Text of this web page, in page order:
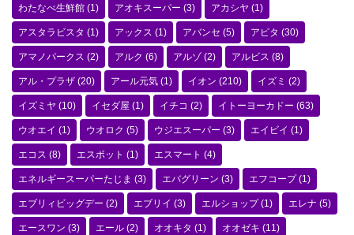
わたなべ生鮮館 (1) アオキスーパー (3) アカシヤ (1)
アスタラビスタ (1) アックス (1) アバンセ (5) アピタ (30)
アマノパークス (2) アルク (6) アルゾ(2) アルビス (8)
アル・プラザ (20) アール元気 (1) イオン (210) イズミ (2)
イズミヤ (10) イセダ屋 (1) イチコ (2) イトーヨーカドー (63)
ウオエイ (1) ウオロク (5) ウジエスーパー (3) エイビイ (1)
エコス (8) エスポット (1) エスマート (4)
エネルギースーパーたじま (3) エバグリーン (3) エフコープ(1)
エブリィビッグデー (2) エブリイ (3) エルショップ(1) エレナ (5)
エースワン (3) エール (2) オオキタ (1) オオゼキ (11)